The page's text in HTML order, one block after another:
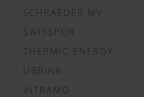
SCHRAEDER MV
SWISSPOR
THERMIC ENERGY
UBBINK
VITRAMO